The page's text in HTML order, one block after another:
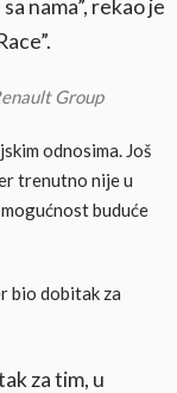
nama”, rekao je
Group
odnosima. Još
trenutno nije u
buduće
bio dobitak za
za tim, u